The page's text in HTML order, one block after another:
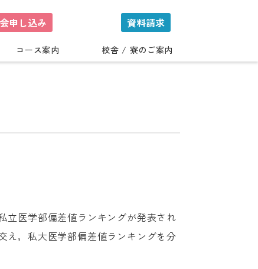
申し込み 資料請求
コース案内 校舎 / 寮のご案内
立医学部偏差値ランキングが発表され
え，私大医学部偏差値ランキングを分